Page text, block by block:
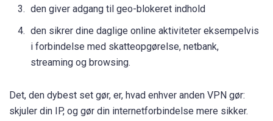
den giver adgang til geo-blokeret indhold
den sikrer dine daglige online aktiviteter eksempelvis
i forbindelse med skatteopgørelse, netbank,
streaming og browsing.
Det, den dybest set gør, er, hvad enhver anden VPN gør:
skjuler din IP, og gør din internetforbindelse mere sikker.